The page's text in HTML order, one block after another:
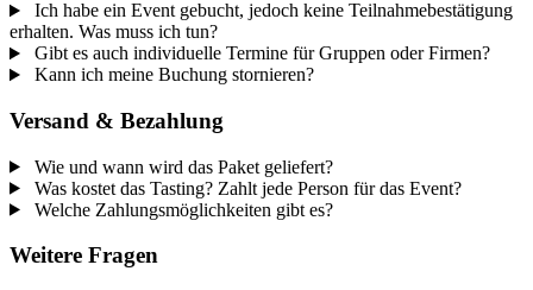
Ich habe ein Event gebucht, jedoch keine Teilnahmebestätigung
erhalten. Was muss ich tun?
Gibt es auch individuelle Termine für Gruppen oder Firmen?
Kann ich meine Buchung stornieren?
Versand & Bezahlung
Wie und wann wird das Paket geliefert?
Was kostet das Tasting? Zahlt jede Person für das Event?
Welche Zahlungsmöglichkeiten gibt es?
Weitere Fragen